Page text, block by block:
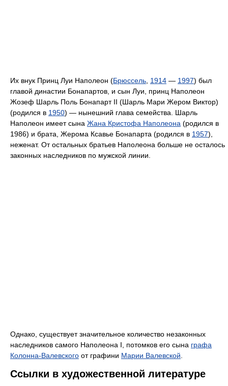
Их внук Принц Луи Наполеон (Брюссель 1914 — 1997) был
главой династии Бонапартов, и сын Луи, принц Наполеон
Жозеф Шарль Поль Бонапарт II (Шарль Мари Жером Виктор)
(родился в 1950) — нынешний глава семейства. Шарль
Наполеон имеет сына Жана Кристофа Наполеона (родился в
1986) и брата, Жерома Ксавье Бонапарта (родился в 1957),
неженат. От остальных братьев Наполеона больше не осталось
законных наследников по мужской линии.
Однако, существует значительное количество незаконных
наследников самого Наполеона I, потомков его сына графа
Колонна-Валевского от графини Марии Валевской
Ссылки в художественной литературе